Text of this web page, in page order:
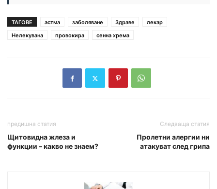
ТАГОВЕ астма заболяване Здраве
лекар
Нелекувана
провокира сенна хрема
предишна статия
Щитовидна жлеза и
функции – какво не знаем?
Следваща статия
Пролетни алергии ни
атакуват след грипа